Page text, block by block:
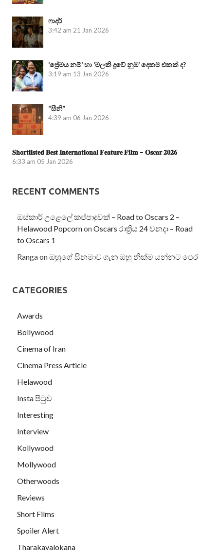
ෆාදර්
3:42 am 21 Jan 2026
‘ප්‍රේමය නම්’ හා ‘මලකි දුවේ නුඹ’ දෙකම එකක් ද?
3:19 am 13 Jan 2026
“සීනි”
4:39 am 06 Jan 2026
𝐒𝐡𝐨𝐫𝐭𝐥𝐢𝐬𝐭𝐞𝐝 𝐁𝐞𝐬𝐭 𝐈𝐧𝐭𝐞𝐫𝐧𝐚𝐭𝐢𝐨𝐧𝐚𝐥 𝐅𝐞𝐚𝐭𝐮𝐫𝐞 𝐅𝐢𝐥𝐦 – 𝐎𝐬𝐜𝐚𝐫 𝟐𝟎𝟐𝟔
6:33 am 05 Jan 2026
RECENT COMMENTS
ඔස්කාර් උළෙලේ කප්පාදුවක් – Road to Oscars 2 –
Helawood PopcornonOscars රාත්‍රිය 24 වනදා – Road
to Oscars 1
Rangaonඔහුගේ සිනමාව ගැන ඔහු නික්ම යන්නට පෙර
CATEGORIES
Awards
Bollywood
Cinema of Iran
Cinema Press Article
Helawood
Insta පිටුව
Interesting
Interview
Kollywood
Mollywood
Otherwoods
Reviews
Short Films
Spoiler Alert
Tharakavalokana